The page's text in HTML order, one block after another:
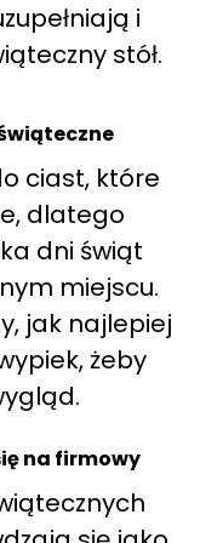
i
stół.
ciast, które
dlatego
dni świąt
miejscu.
jak najlepiej
żeby
na firmowy